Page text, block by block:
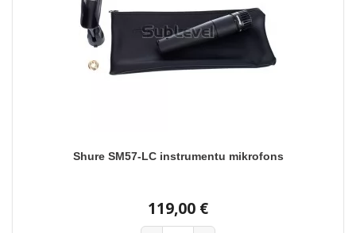
Shure SM57-LC instrumentu mikrofons
119,00 €